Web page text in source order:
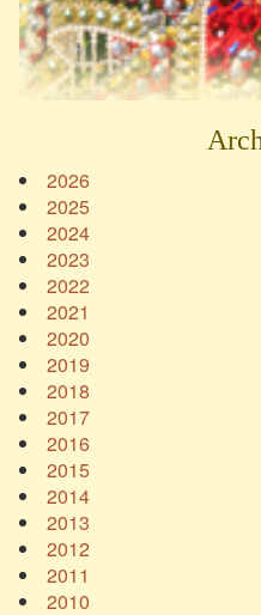
2026
2025
2024
2023
2022
2021
2020
2019
2018
2017
2016
2015
2014
2013
2012
2011
2010